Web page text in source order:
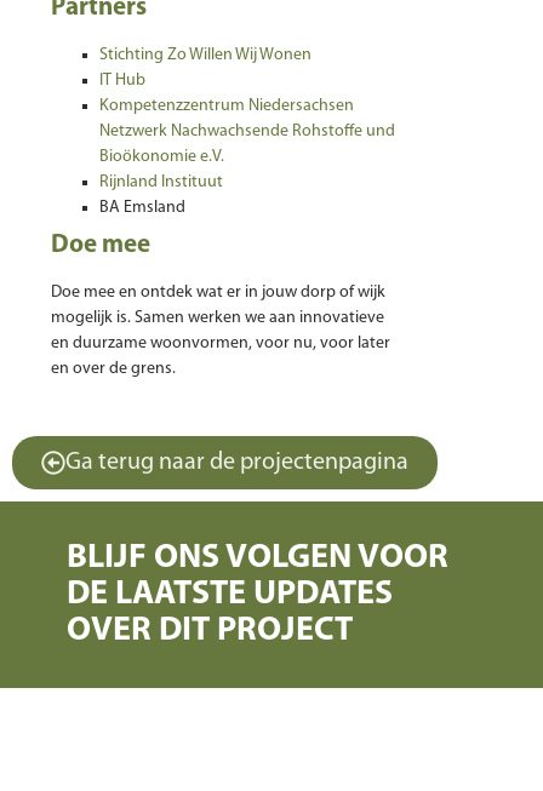
Partners
Stichting Zo Willen Wij Wonen
IT Hub
Kompetenzzentrum Niedersachsen
Netzwerk Nachwachsende Rohstoffe und
Bioökonomie e.V.
Rijnland Instituut
BA Emsland
Doe mee
Doe mee en ontdek wat er in jouw dorp of wijk
mogelijk is. Samen werken we aan innovatieve
en duurzame woonvormen, voor nu, voor later
en over de grens.
Ga terug naar de projectenpagina
BLIJF ONS VOLGEN VOOR
DE LAATSTE UPDATES
OVER DIT PROJECT